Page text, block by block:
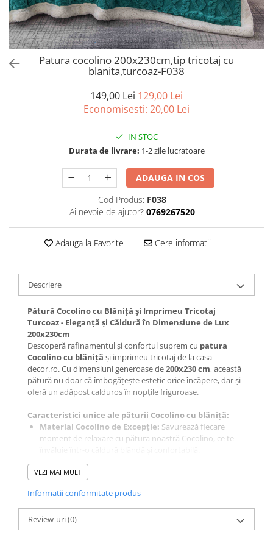
Bumbac satinat
Bumbac policoton
Compatibile cu saltea
90x200cm
100x200cm
Tipul cearceafului de pat
Normal - fara elastic
Galbena
Bleu
Rosie
Verde
Imprimeu
Cu dungi
Cu inimioare
Cu pisici
Cu Animal Print
Patura cocolino 200x230cm,tip tricotaj cu
blanita,turcoaz-F038
149,00 Lei 129,00 Lei
Economisesti: 20,00 Lei
IN STOC
Durata de livrare: 1-2 zile lucratoare
ADAUGA IN COS
Cod Produs: F038
Ai nevoie de ajutor? 0769267520
Adauga la Favorite Cere informatii
Descriere
Pătură Cocolino cu Blăniță și Imprimeu Tricotaj
Turcoaz - Eleganță și Căldură în Dimensiune de Lux
200x230cm
Descoperă rafinamentul și confortul suprem cu patura
Cocolino cu blăniță și imprimeu tricotaj de la casa-
decor.ro. Cu dimensiuni generoase de200x230 cm, această
pătură nu doar că îmbogățește estetic orice încăpere, dar și
oferă un adăpost calduros în nopțile friguroase.
Caracteristici unice ale păturii Cocolino cu blăniță:
Material Cocolino de Excepție: Savurează fiecare
moment de relaxare cu pătura noastră Cocolino, ce te
Design Tricotaj cu Blăniță Albă:
tricotaj și blănița albă luxoasă aduc un plus de stil și
Dimensiuni Impresionante:
200x230cm este ideală pentru a te bucura de un somn
liniștit și odihnitor, oferind spațiu generos de acoperire și
confort.
VEZI MAI MULT
Informatii conformitate produs
Review-uri(0)